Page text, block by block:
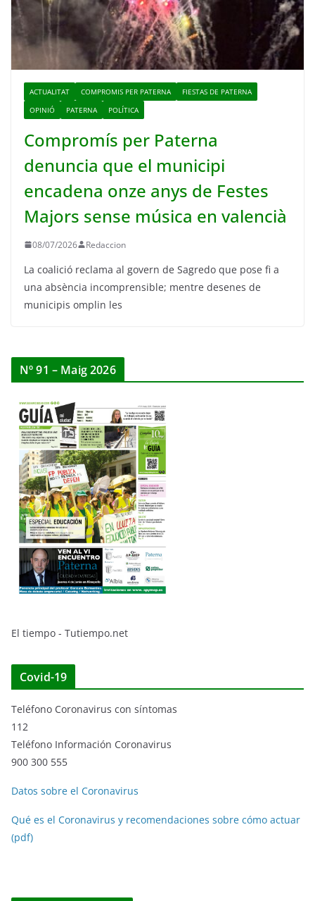
ACTUALITAT COMPROMIS PER PATERNA
FIESTAS DE PATERNA
OPINIÓ
PATERNA POLÍTICA
Compromís per Paterna
denuncia que el municipi
encadena onze anys de Festes
Majors sense música en valencià
08/07/2026 Redaccion
La coalició reclama al govern de Sagredo que pose fi a
una absència incomprensible; mentre desenes de
municipis omplin les
Nº 91 – Maig 2026
El tiempo - Tutiempo.net
Covid-19
Teléfono Coronavirus con síntomas
112
Teléfono Información Coronavirus
900 300 555
Datos sobre el Coronavirus
Qué es el Coronavirus y recomendaciones sobre cómo actuar
(pdf)